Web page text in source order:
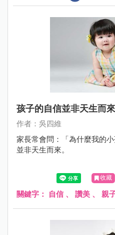
孩子的自信並非天生而來
作者：吳四維
家長常會問：「為什麼我的
並非天生而來。
收藏
關鍵字： 自信、 讚美 、 親